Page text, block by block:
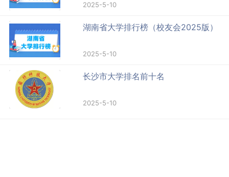
2025-5-10
湖南省大学排行榜（校友会2025版）
2025-5-10
长沙市大学排名前十名
2025-5-10